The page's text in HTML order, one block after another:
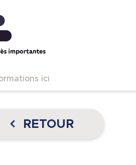
ici
RETOUR